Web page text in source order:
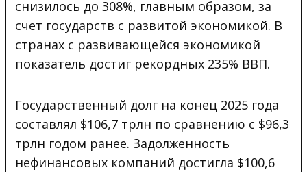
снизилось до 308%, главным образом, за
счет государств с развитой экономикой. В
странах с развивающейся экономикой
показатель достиг рекордных 235% ВВП.
Государственный долг на конец 2025 года
составлял $106,7 трлн по сравнению с $96,3
трлн годом ранее. Задолженность
нефинансовых компаний достигла $100,6